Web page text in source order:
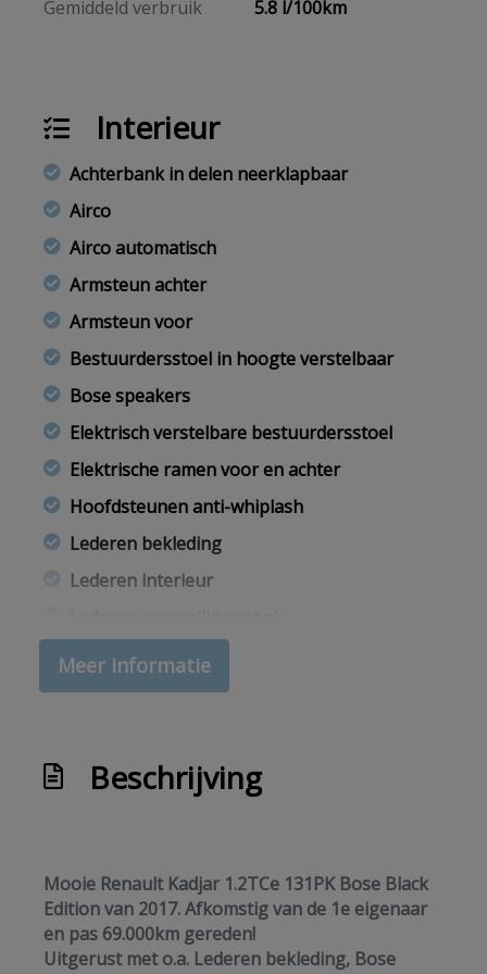
Gemiddeld verbruik
5.8 l/100km
Interieur
Achterbank in delen neerklapbaar
Airco
Airco automatisch
Armsteun achter
Armsteun voor
Bestuurdersstoel in hoogte verstelbaar
Bose speakers
Elektrisch verstelbare bestuurdersstoel
Elektrische ramen voor en achter
Hoofdsteunen anti-whiplash
Lederen bekleding
Lederen interieur
Lendesteun(en) verstelbaar
Middenarmsteun voor
Passagiersstoel in hoogte verstelbaar
Stuur verstelbaar
Stuurbekrachtiging
Stuurbekrachtiging snelheidsafhankelijk
Meer informatie
Beschrijving
Mooie Renault Kadjar 1.2TCe 131PK Bose Black
Edition van 2017. Afkomstig van de 1e eigenaar
en pas 69.000km gereden!
Uitgerust met o.a. Lederen bekleding, Bose